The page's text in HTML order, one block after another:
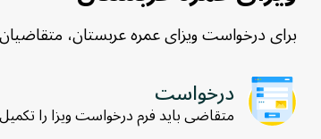
برای درخواست ویزای عمره عربستان،
درخواست
متقاضی باید فرم درخواست ویزا را